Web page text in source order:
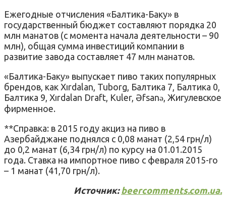
Ежегодные отчисления «Балтика-Баку» в
государственный бюджет составляют порядка 20
млн манатов (с момента начала деятельности – 90
млн), общая сумма инвестиций компании в
развитие завода составляет 47 млн манатов.
«Балтика-Баку» выпускает пиво таких популярных
брендов, как Xırdalan, Tuborg, Балтика 7, Балтика 0,
Балтика 9, Xırdalan Draft, Kuler, Əfsanə, Жигулевское
фирменное.
**Справка: в 2015 году акциз на пиво в
Азербайджане поднялся с 0,08 манат (2,54 грн/л)
до 0,2 манат (6,34 грн/л) по курсу на 01.01.2015
года. Ставка на импортное пиво с февраля 2015-го
– 1 манат (41,70 грн/л).
Источник: beercomments.com.ua.